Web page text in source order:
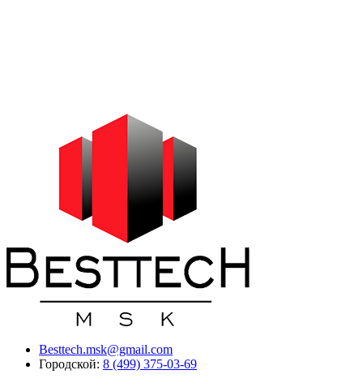
Besttech.msk@gmail.com
Городской: 8 (499) 375-03-69